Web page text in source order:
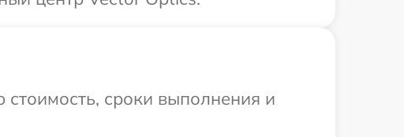
сроки выполнения и